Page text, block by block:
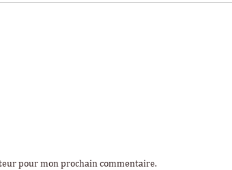
pour mon prochain commentaire.